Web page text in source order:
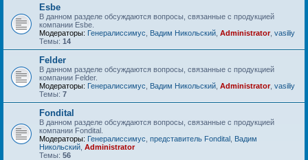
Esbe
В данном разделе обсуждаются вопросы, связанные с продукцией
компании Esbe.
Модераторы: Генералиссимус Вадим Никольский Administrator, vasiliy
Темы: 14
Felder
В данном разделе обсуждаются вопросы, связанные с продукцией
компании Felder.
Модераторы: Генералиссимус Вадим Никольский Administrator, vasiliy
Темы: 7
Fondital
В данном разделе обсуждаются вопросы, связанные с продукцией
компании Fondital.
Модераторы: Генералиссимус представитель Fondital Вадим
Никольский Administrator
Темы: 56